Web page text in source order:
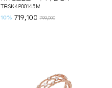
TRSK4P00145M
10% 719,100 799,000